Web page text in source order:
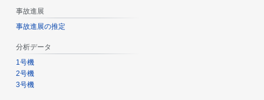
事故進展
事故進展の推定
分析データ
1号機
2号機
3号機